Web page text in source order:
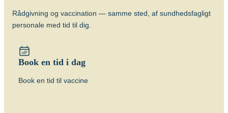
Rådgivning og vaccination — samme sted, af sundhedsfagligt
personale med tid til dig.
Book en tid i dag
Book en tid til vaccine